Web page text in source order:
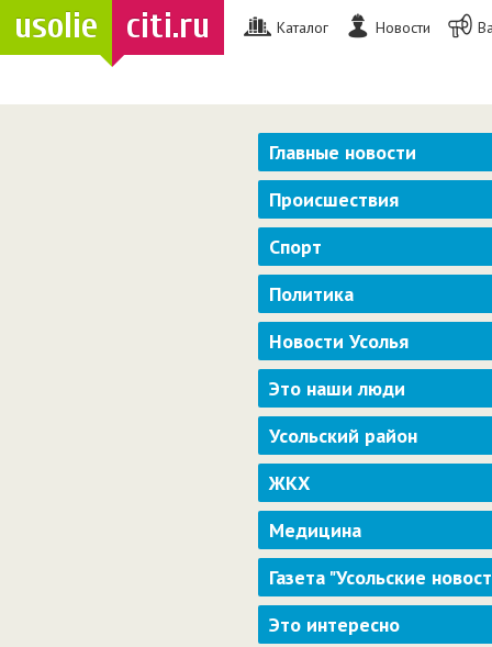
usolie citi.ru Каталог Новости
Главные новости
Происшествия
Спорт
Политика
Новости Усолья
Это наши люди
Усольский район
ЖКХ
Медицина
Газета "Усольские
Это интересно